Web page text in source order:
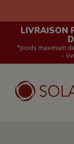
LIVRAISON
*poids maximum
-